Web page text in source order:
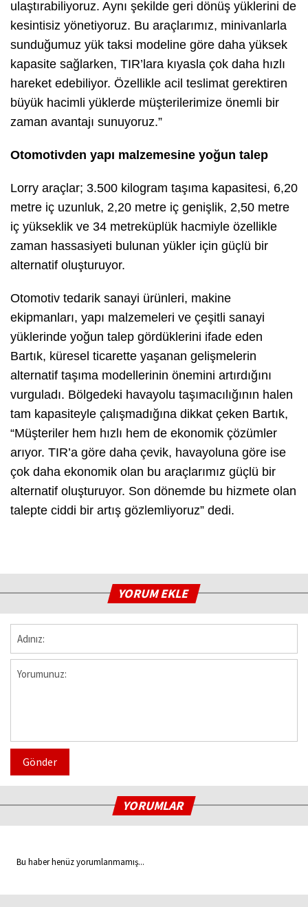
ulaştırabiliyoruz. Aynı şekilde geri dönüş yüklerini de
kesintisiz yönetiyoruz. Bu araçlarımız, minivanlarla
sunduğumuz yük taksi modeline göre daha yüksek
kapasite sağlarken, TIR’lara kıyasla çok daha hızlı
hareket edebiliyor. Özellikle acil teslimat gerektiren
büyük hacimli yüklerde müşterilerimize önemli bir
zaman avantajı sunuyoruz.”
Otomotivden yapı malzemesine yoğun talep
Lorry araçlar; 3.500 kilogram taşıma kapasitesi, 6,20
metre iç uzunluk, 2,20 metre iç genişlik, 2,50 metre
iç yükseklik ve 34 metreküplük hacmiyle özellikle
zaman hassasiyeti bulunan yükler için güçlü bir
alternatif oluşturuyor.
Otomotiv tedarik sanayi ürünleri, makine
ekipmanları, yapı malzemeleri ve çeşitli sanayi
yüklerinde yoğun talep gördüklerini ifade eden
Bartık, küresel ticarette yaşanan gelişmelerin
alternatif taşıma modellerinin önemini artırdığını
vurguladı. Bölgedeki havayolu taşımacılığının halen
tam kapasiteyle çalışmadığına dikkat çeken Bartık,
“Müşteriler hem hızlı hem de ekonomik çözümler
arıyor. TIR’a göre daha çevik, havayoluna göre ise
çok daha ekonomik olan bu araçlarımız güçlü bir
alternatif oluşturuyor. Son dönemde bu hizmete olan
talepte ciddi bir artış gözlemliyoruz” dedi.
YORUM EKLE
Gönder
YORUMLAR
Bu haber henüz yorumlanmamış...